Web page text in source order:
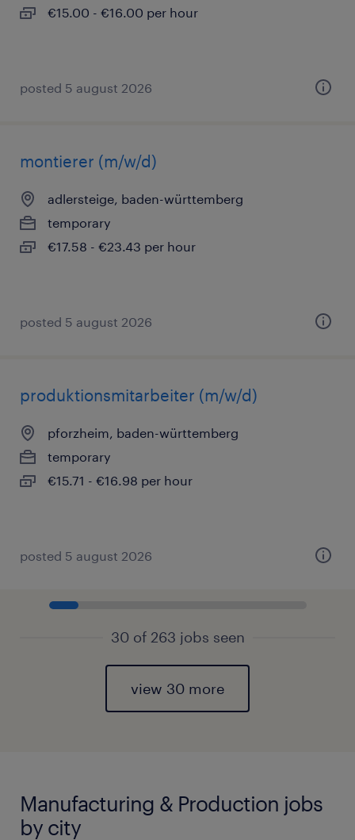
€15.00 - €16.00 per hour
posted 5 august 2026
montierer (m/w/d)
adlersteige, baden-württemberg
temporary
€17.58 - €23.43 per hour
posted 5 august 2026
produktionsmitarbeiter (m/w/d)
pforzheim, baden-württemberg
temporary
€15.71 - €16.98 per hour
posted 5 august 2026
30 of 263 jobs seen
view 30 more
Manufacturing & Production jobs
by city